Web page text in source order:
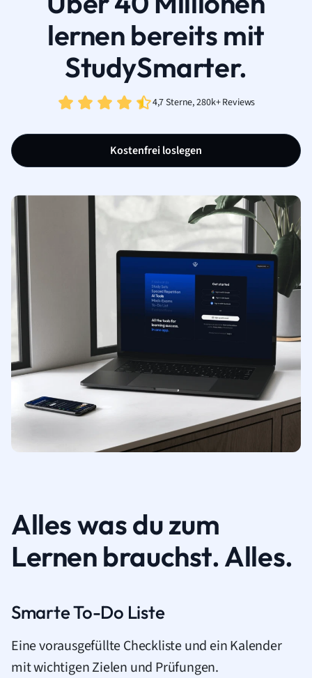
lernen bereits mit
StudySmarter.
4,7 Sterne, 280k+ Reviews
Kostenfrei loslegen
Alles was du zum
Lernen brauchst. Alles.
Smarte To-Do Liste
Eine vorausgefüllte Checkliste und ein Kalender
mit wichtigen Zielen und Prüfungen.